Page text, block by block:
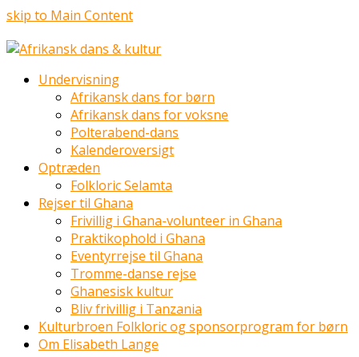
skip to Main Content
Undervisning
Afrikansk dans for børn
Afrikansk dans for voksne
Polterabend-dans
Kalenderoversigt
Optræden
Folkloric Selamta
Rejser til Ghana
Frivillig i Ghana-volunteer in Ghana
Praktikophold i Ghana
Eventyrrejse til Ghana
Tromme-danse rejse
Ghanesisk kultur
Bliv frivillig i Tanzania
Kulturbroen Folkloric og sponsorprogram for børn
Om Elisabeth Lange